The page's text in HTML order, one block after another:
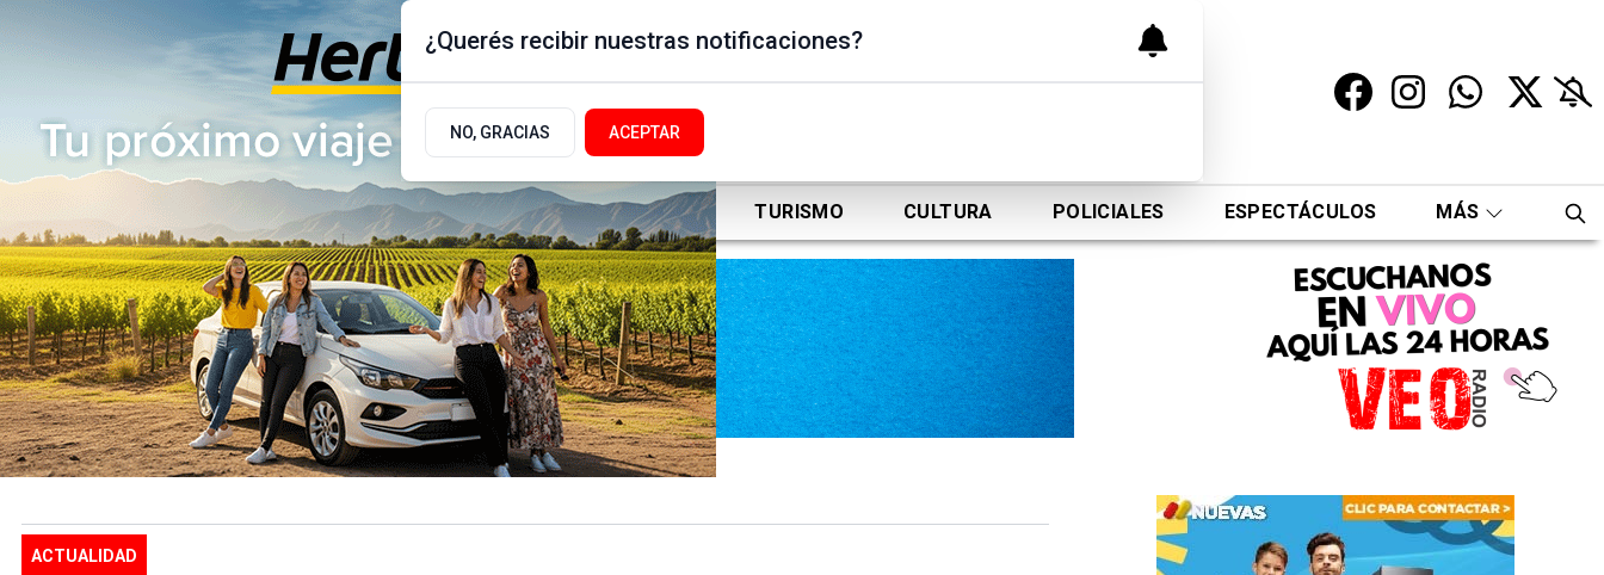
Viernes 7 de Agosto
de 2026
17.9ºc | Buenos Aires, AR
ACTUALIDAD POLÍTICA DEPORTES TURISMO CULTURA POLICIALES ESPECTÁCULOS MÁS
ACTUALIDAD
¿Querés recibir nuestras notificaciones?
NO, GRACIAS ACEPTAR